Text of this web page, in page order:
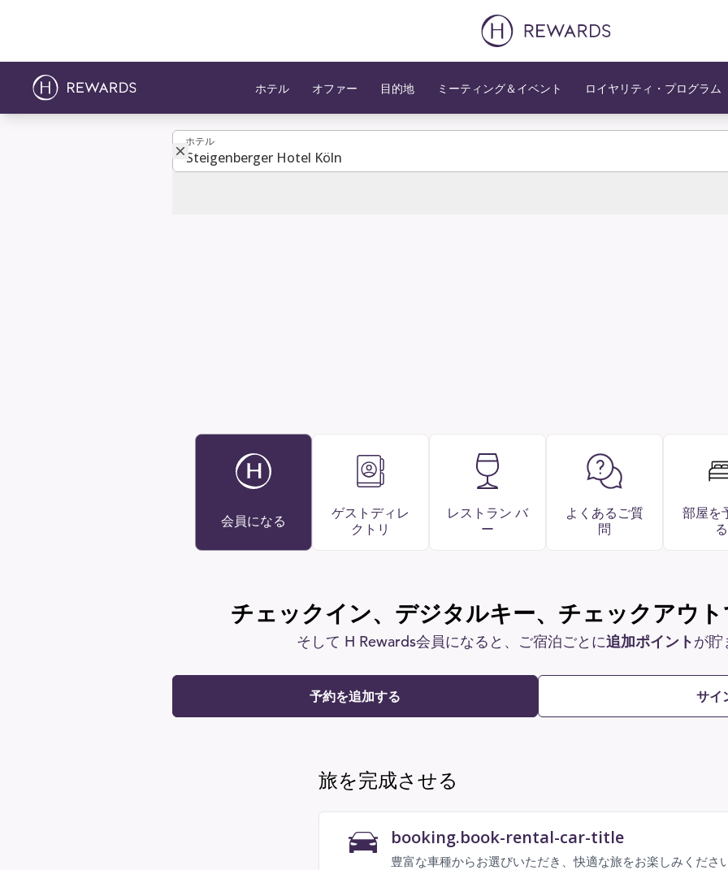
ホテル オファー 目的地 ミーティング＆イベント ロイヤリティ・プログラム
ホテル
ホテル
会員になる
ゲストディレ
クトリ
レストラン バ
ー
よくあるご質
問
部屋を
る
チェックイン、デジタルキー、チェックアウ
そして H Rewards会員になると、ご宿泊ごとに追加ポイントが貯
予約を追加する サイ
旅を完成させる
booking.book-rental-car-title
豊富な車種からお選びいただき、快適な旅をお楽しみくださ